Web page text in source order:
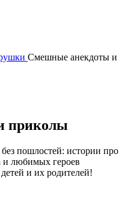
Смешные анекдоты и
приколы
пошлостей: истории про
любимых героев
и их родителей!